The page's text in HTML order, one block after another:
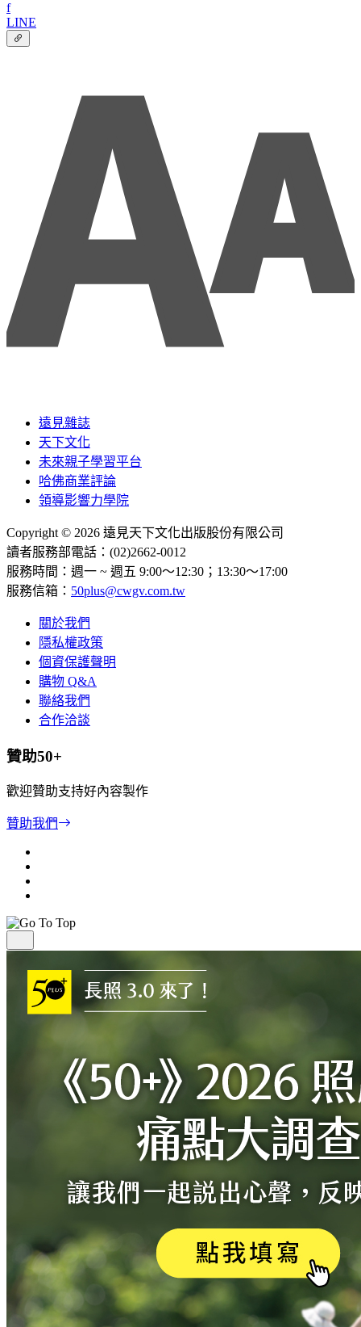
f
LINE
遠見雜誌
天下文化
未來親子學習平台
哈佛商業評論
領導影響力學院
Copyright © 2026 遠見天下文化出版股份有限公司
讀者服務部電話：(02)2662-0012
服務時間：週一 ~ 週五 9:00～12:30；13:30～17:00
服務信箱： 50plus@cwgv.com.tw
關於我們
隱私權政策
個資保護聲明
購物 Q&A
聯絡我們
合作洽談
贊助50+
歡迎贊助支持好內容製作
贊助我們